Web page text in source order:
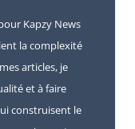
Kapzy News
la complexité
articles, je
et à faire
construisent le